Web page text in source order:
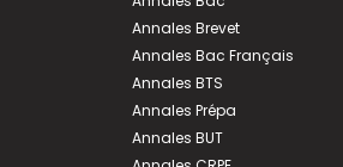
Annales Brevet
Annales Bac Français
Annales BTS
Annales Prépa
Annales BUT